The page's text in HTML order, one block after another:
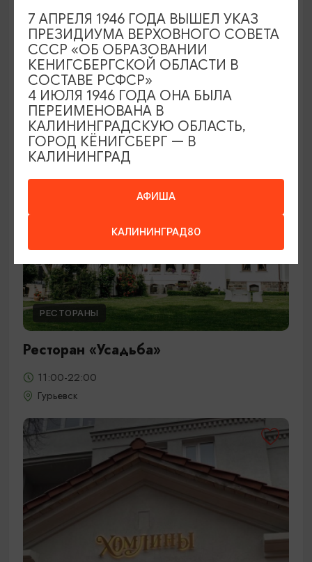
КАФЕ
Кафе «Палуба»
Ежедневно 9:00- 19:00
Балтийск
БАЛТИЙСКАЯ КУХНЯ
РЕСТОРАНЫ
Ресторан «Усадьба»
11:00-22:00
Гурьевск
АФИША
КАЛИНИНГРАД80
7 АПРЕЛЯ 1946 ГОДА ВЫШЕЛ УКАЗ
ПРЕЗИДИУМА ВЕРХОВНОГО СОВЕТА
СССР «ОБ ОБРАЗОВАНИИ
КЕНИГСБЕРГСКОЙ ОБЛАСТИ В
СОСТАВЕ РСФСР»
4 ИЮЛЯ 1946 ГОДА ОНА БЫЛА
ПЕРЕИМЕНОВАНА В
КАЛИНИНГРАДСКУЮ ОБЛАСТЬ,
ГОРОД КЁНИГСБЕРГ — В
КАЛИНИНГРАД